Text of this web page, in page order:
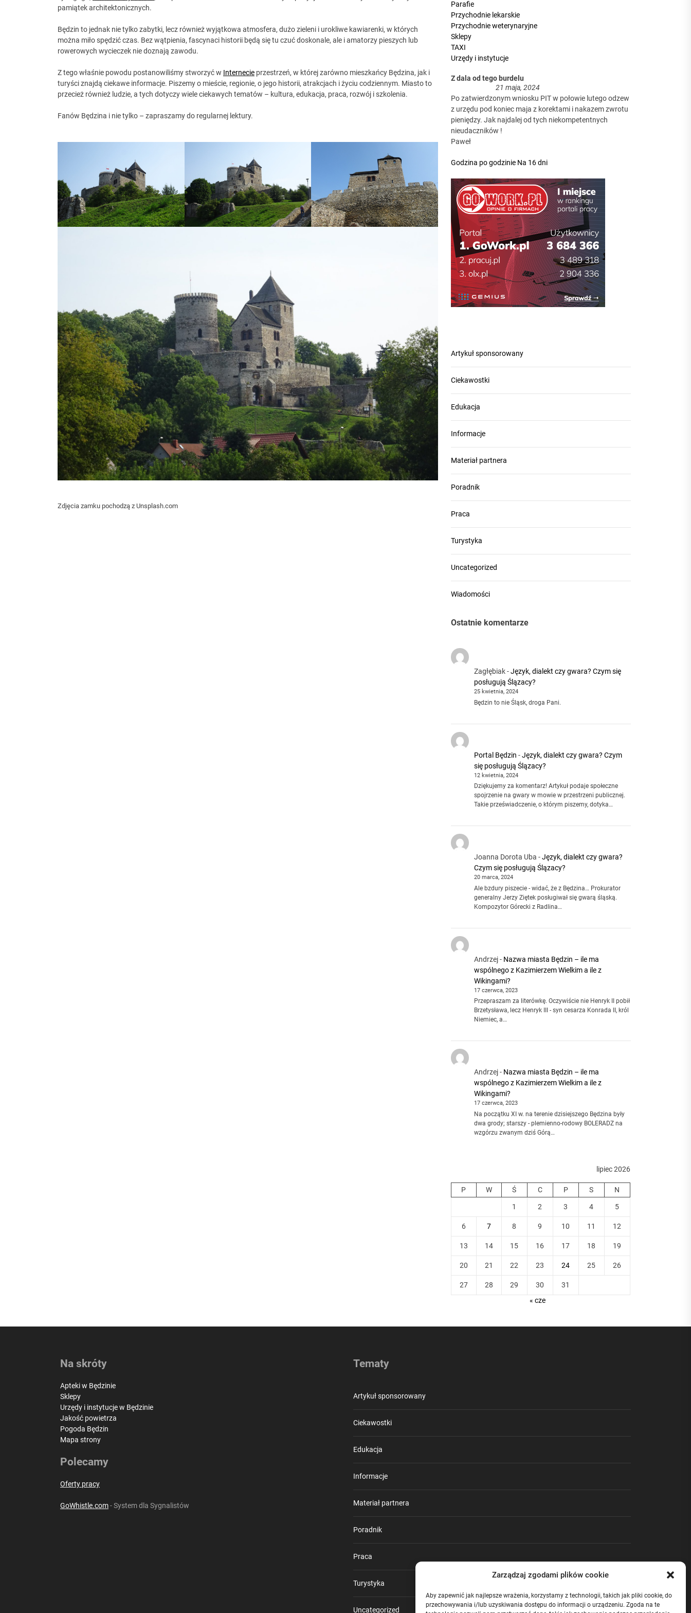
Zarządzaj zgodami plików cookie
Aby zapewnić jak najlepsze wrażenia, korzystamy z technologii, takich jak pliki cookie, do
przechowywania i/lub uzyskiwania dostępu do informacji o urządzeniu. Zgoda na te
Symfonia KSeF Plus cennik: ile kosztuje nowoczesna obsługa KSeF dla firm?
Nowoczesny wizerunek w biznesie – dlaczego klienci kupują „Ciebie”, zanim poznają Twoją ofertę?
Jaki styropian na ocieplenie domu? Przewodnik, który naprawdę pomaga podjąć decyzję
Chcesz więcej klientów z Google? Postaw na skuteczne SEO
Symfonia KSeF Plus cennik: ile kosztuje nowoczesna obsługa KSeF dla firm?
pamiątek architektonicznych.
Będzin to jednak nie tylko zabytki, lecz również wyjątkowa atmosfera, dużo zieleni i urokliwe kawiarenki, w których
można miło spędzić czas. Bez wątpienia, fascynaci historii będą się tu czuć doskonale, ale i amatorzy pieszych lub
rowerowych wycieczek nie doznają zawodu.
Z tego właśnie powodu postanowiliśmy stworzyć w Internecie przestrzeń, w której zarówno mieszkańcy Będzina, jak i
turyści znajdą ciekawe informacje. Piszemy o mieście, regionie, o jego historii, atrakcjach i życiu codziennym. Miasto to
przecież również ludzie, a tych dotyczy wiele ciekawych tematów – kultura, edukacja, praca, rozwój i szkolenia.
Fanów Będzina i nie tylko – zapraszamy do regularnej lektury.
Zdjęcia zamku pochodzą z Unsplash.com
Parafie
Przychodnie lekarskie
Przychodnie weterynaryjne
Sklepy
TAXI
Urzędy i instytucje
Z dala od tego burdelu
21 maja, 2024
Po zatwierdzonym wniosku PIT w połowie lutego odzew
z urzędu pod koniec maja z korektami i nakazem zwrotu
pieniędzy. Jak najdalej od tych niekompetentnych
nieudaczników !
Paweł
Godzina po godzinie Na 16 dni
Artykuł sponsorowany
Ciekawostki
Edukacja
Informacje
Materiał partnera
Poradnik
Praca
Turystyka
Uncategorized
Wiadomości
Ostatnie komentarze
Zagłębiak-Język, dialekt czy gwara? Czym się
posługują Ślązacy?
25 kwietnia, 2024
Będzin to nie Śląsk, droga Pani.
Portal Będzin -Język, dialekt czy gwara? Czym
się posługują Ślązacy?
12 kwietnia, 2024
Dziękujemy za komentarz! Artykuł podaje społeczne
spojrzenie na gwary w mowie w przestrzeni publicznej.
Takie przeświadczenie, o którym piszemy, dotyka…
Joanna Dorota Uba -Język, dialekt czy gwara?
Czym się posługują Ślązacy?
20 marca, 2024
Ale bzdury piszecie - widać, że z Będzina… Prokurator
generalny Jerzy Ziętek posługiwał się gwarą śląską.
Kompozytor Górecki z Radlina…
Andrzej- Nazwa miasta Będzin – ile ma
wspólnego z Kazimierzem Wielkim a ile z
Wikingami?
17 czerwca, 2023
Przepraszam za literówkę. Oczywiście nie Henryk II pobił
Brzetysława, lecz Henryk III - syn cesarza Konrada II, król
Niemiec, a…
Andrzej- Nazwa miasta Będzin – ile ma
wspólnego z Kazimierzem Wielkim a ile z
Wikingami?
17 czerwca, 2023
Na początku XI w. na terenie dzisiejszego Będzina były
dwa grody; starszy - plemienno-rodowy BOLERADZ na
wzgórzu zwanym dziś Górą…
lipiec 2026
P W Ś C P S N
1 2 3 4 5
6 7 8 9 10 11 12
13 14 15 16 17 18 19
20 21 22 23 24 25 26
27 28 29 30
31
« cze
Na skróty
Apteki w Będzinie
Sklepy
Urzędy i instytucje w Będzinie
Jakość powietrza
Pogoda Będzin
Mapa strony
Polecamy
Oferty pracy
GoWhistle.com- System dla Sygnalistów
Tematy
Artykuł sponsorowany
Ciekawostki
Edukacja
Informacje
Materiał partnera
Poradnik
Praca
Turystyka
Uncategorized